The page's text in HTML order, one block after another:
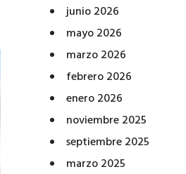
junio 2026
mayo 2026
marzo 2026
febrero 2026
enero 2026
noviembre 2025
septiembre 2025
marzo 2025